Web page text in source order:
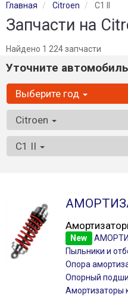
Главная Citroen C1 II
Запчасти на
Найдено 1 224 запчасти
Уточните
Выберите год
Citroen
C1 II
New
Пыльники и
Опора
Опорный
Амортизаторы